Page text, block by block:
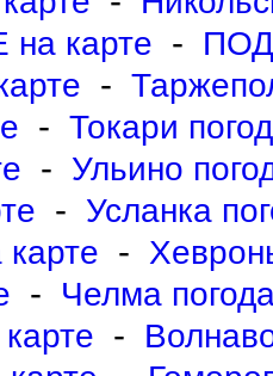
карте -
-
- Токари
- Ульино
- Усланка
-
-
Челма
-